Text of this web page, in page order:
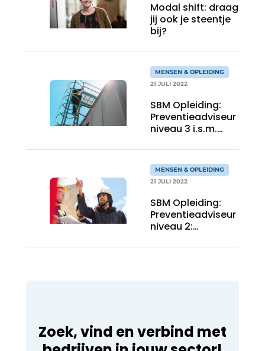
Modal shift: draag
jij ook je steentje
bij?
MENSEN & OPLEIDING
21 JULI 2022
SBM Opleiding:
Preventieadviseur
niveau 3 i.s.m.
MENSEN & OPLEIDING
21 JULI 2022
SBM Opleiding:
Preventieadviseur
niveau 2:
Zoek, vind en verbind met